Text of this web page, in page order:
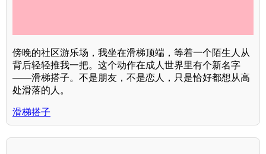
傍晚的社区游乐场，我坐在滑梯顶端，等着一个陌生人从
背后轻轻推我一把。这个动作在成人世界里有个新名字
——滑梯搭子。不是朋友，不是恋人，只是恰好都想从高
处滑落的人。
滑梯搭子